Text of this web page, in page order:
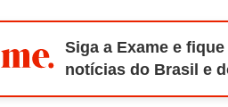
Siga a Exame e
notícias do Brasil e